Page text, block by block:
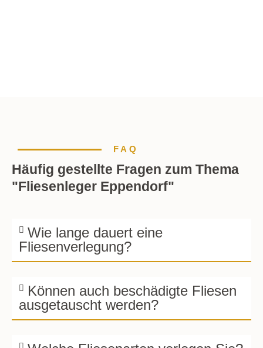
FAQ
Häufig gestellte Fragen zum Thema
"Fliesenleger Eppendorf"
Wie lange dauert eine
Fliesenverlegung?
Können auch beschädigte Fliesen
ausgetauscht werden?